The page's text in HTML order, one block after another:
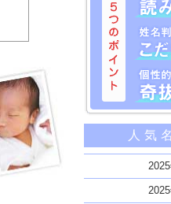
名づけに大事
命名に親の責
名前は子供
苗字とのバラ
姓名判断の運
人気